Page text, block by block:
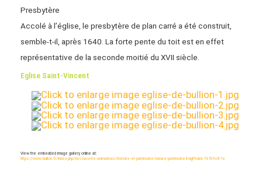
Presbytère
Accolé à l’église, le presbytère de plan carré a été construit,
semble-t-il, après 1640. La forte pente du toit est en effet
représentative de la seconde moitié du XVII siècle.
Eglise Saint-Vincent
View the embedded image gallery online at:
https://www.bullion.fr/index.php/decouverte-animations/histoire-et-patrimoine/nature-patrimoine#sigProIde74769c87e